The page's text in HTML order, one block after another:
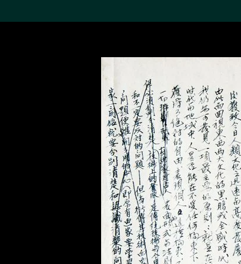
搜索M+藏品
19,052項結果
關於M+藏品
探索世界頂級的二十及二十
一世紀視覺文化藏品。